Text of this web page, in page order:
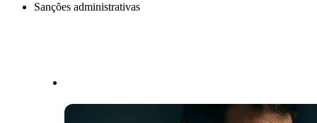
Sanções administrativas